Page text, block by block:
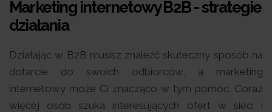
Marketing internetowy B2B - strategie
działania
Działając w B2B musisz znaleźć skuteczny sposób na
dotarcie do swoich odbiorców, a marketing
internetowy może Ci znacząco w tym pomóc. Coraz
więcej osób szuka interesujących ofert w sieci i